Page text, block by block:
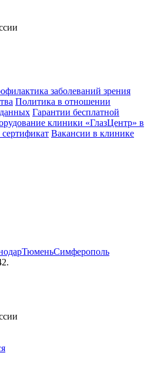
заболеваний зрения
Политика в отношении
Гарантии бесплатной
клиники «ГлазЦентр» в
Вакансии в клинике
ТюменьСимферополь